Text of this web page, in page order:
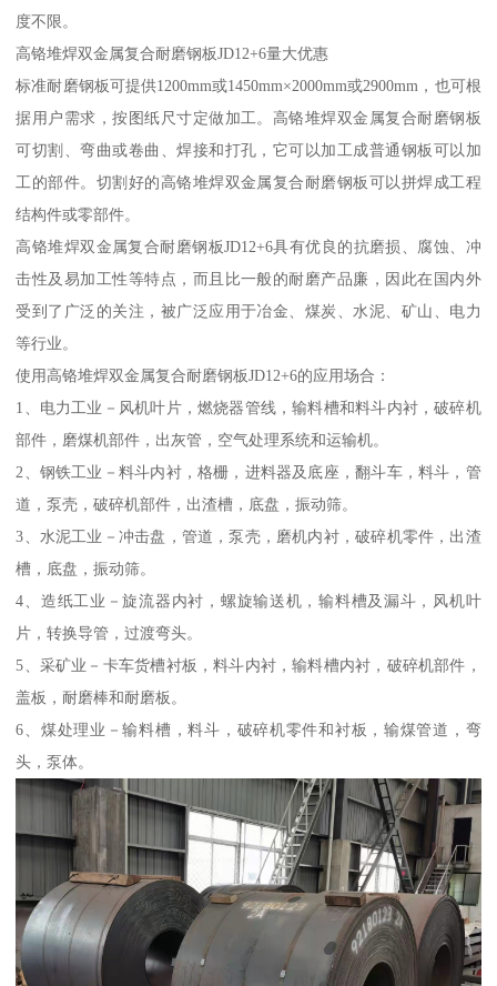
度不限。
高铬堆焊双金属复合耐磨钢板JD12+6量大优惠
标准耐磨钢板可提供1200mm或1450mm×2000mm或2900mm，也可根
据用户需求，按图纸尺寸定做加工。高铬堆焊双金属复合耐磨钢板
可切割、弯曲或卷曲、焊接和打孔，它可以加工成普通钢板可以加
工的部件。切割好的高铬堆焊双金属复合耐磨钢板可以拼焊成工程
结构件或零部件。
高铬堆焊双金属复合耐磨钢板JD12+6具有优良的抗磨损、腐蚀、冲
击性及易加工性等特点，而且比一般的耐磨产品廉，因此在国内外
受到了广泛的关注，被广泛应用于冶金、煤炭、水泥、矿山、电力
等行业。
使用高铬堆焊双金属复合耐磨钢板JD12+6的应用场合：
1、电力工业－风机叶片，燃烧器管线，输料槽和料斗内衬，破碎机
部件，磨煤机部件，出灰管，空气处理系统和运输机。
2、钢铁工业－料斗内衬，格栅，进料器及底座，翻斗车，料斗，管
道，泵壳，破碎机部件，出渣槽，底盘，振动筛。
3、水泥工业－冲击盘，管道，泵壳，磨机内衬，破碎机零件，出渣
槽，底盘，振动筛。
4、造纸工业－旋流器内衬，螺旋输送机，输料槽及漏斗，风机叶
片，转换导管，过渡弯头。
5、采矿业－卡车货槽衬板，料斗内衬，输料槽内衬，破碎机部件，
盖板，耐磨棒和耐磨板。
6、煤处理业－输料槽，料斗，破碎机零件和衬板，输煤管道，弯
头，泵体。